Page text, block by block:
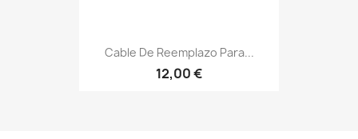
Cable De Reemplazo Para...
12,00 €